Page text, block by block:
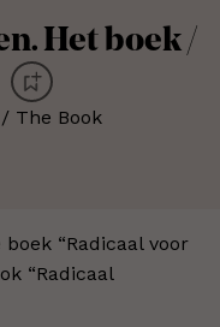
Het boek /
“Radicaal voor
“Radicaal